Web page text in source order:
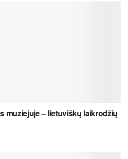
muziejuje – lietuviškų laikrodžių